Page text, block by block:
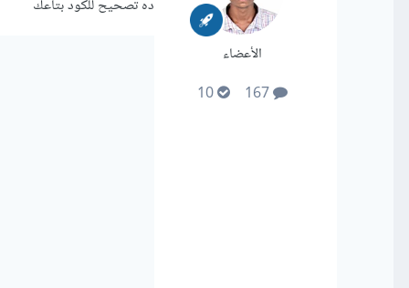
الأعضاء
167
10
ده تصحيح للكود بتاعك